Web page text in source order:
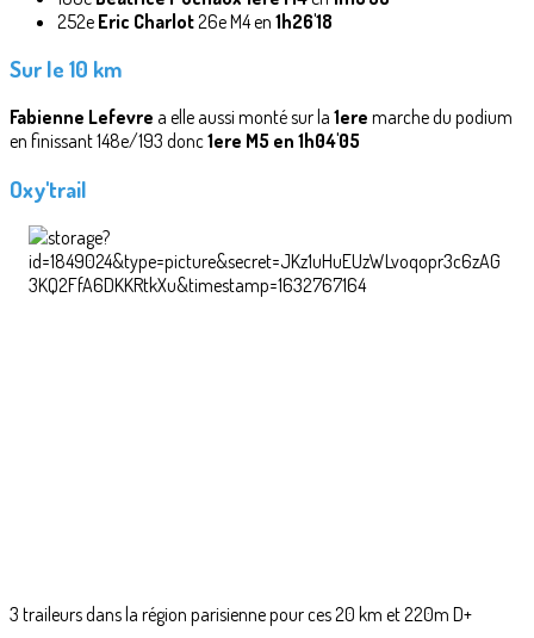
252e Eric Charlot26e M4 en 1h26'18
Sur le 10 km
Fabienne Lefevre a elle aussi monté sur la 1ere marche du podium
en finissant 148e/193 donc1ere M5 en 1h04'05
Oxy'trail
3 traileurs dans la région parisienne pour ces 20 km et 220m D+